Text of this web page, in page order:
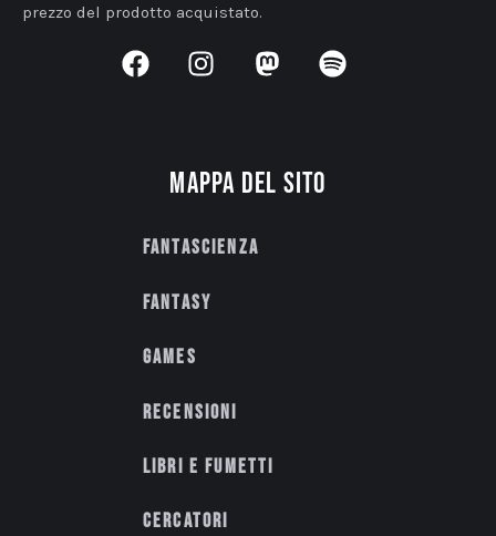
prezzo del prodotto acquistato.
Mappa del sito
Fantascienza
Fantasy
Games
Recensioni
Libri e fumetti
Cercatori